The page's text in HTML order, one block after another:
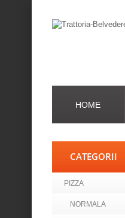
HOME
CATEGORII
PIZZA
NORMALA